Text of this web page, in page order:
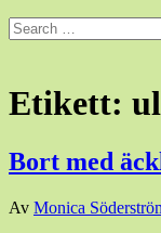
Sök
efter:
Etikett:
Bort med
Den
Av Monica